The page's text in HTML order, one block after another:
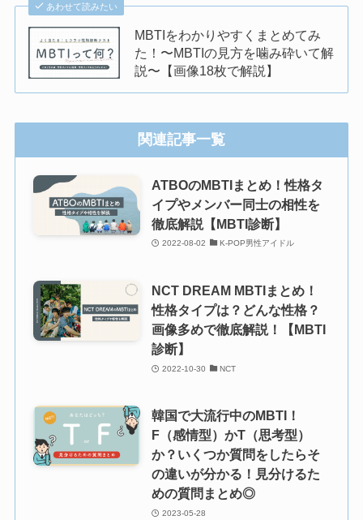
あわせて読みたい
MBTIをわかりやすくまとめてみ
た！〜MBTIの見方を噛み砕いて解
説〜【画像18枚で解説】
関連記事一覧
ATBOのMBTIまとめ！性格タ
イプやメンバー同士の相性を
徹底解説【MBTI診断】
2022-08-02 K-POP男性アイドル
NCT DREAM MBTIまとめ！
性格タイプは？どんな性格？
画像多めで徹底解説！【MBTI
診断】
2022-10-30 NCT
韓国で大流行中のMBTI！
F（感情型）かT（思考型）
か？いくつか質問をしたらそ
の違いが分かる！見分けるた
めの質問まとめ◎
2023-05-28